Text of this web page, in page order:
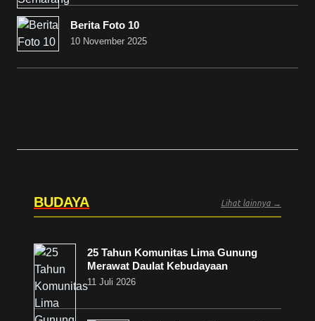
Berita Foto 10
10 November 2025
BUDAYA Lihat lainnya →
25 Tahun Komunitas Lima Gunung
Merawat Daulat Kebudayaan
11 Juli 2026